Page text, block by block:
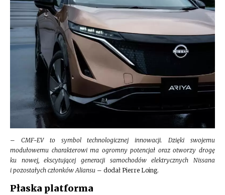
– CMF-EV to symbol technologicznej innowacji. Dzięki swojemu
modułowemu charakterowi ma ogromny potencjał oraz otworzy drogę
ku nowej, ekscytującej generacji samochodów elektrycznych Nissana
i pozostałych członków Aliansu – dodał Pierre Loing.
Płaska platforma